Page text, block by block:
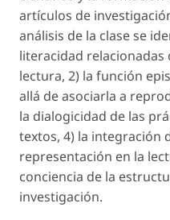
artículos de
análisis de la clase se
literacidad relacionadas
lectura, 2) la función
allá de asociarla a
la dialogicidad de las
textos, 4) la integración
representación en la
conciencia de la
investigación.